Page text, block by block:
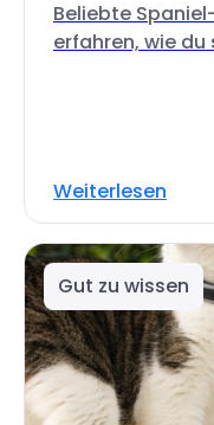
Beliebte
erfahren, wie du
Weiterlesen
Gut zu wissen